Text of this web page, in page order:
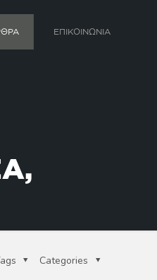
ΕΠΙΚΟΙΝΩΝΙΑ
Categories